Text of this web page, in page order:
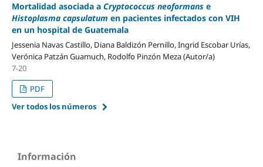
Mortalidad asociada a Cryptococcus neoformans e
Histoplasma capsulatum en pacientes infectados con VIH
en un hospital de Guatemala
Jessenia Navas Castillo, Diana Baldizón Pernillo, Ingrid Escobar Urías,
Verónica Patzán Guamuch, Rodolfo Pinzón Meza (Autor/a)
7-20
PDF
Ver todos los números
Información